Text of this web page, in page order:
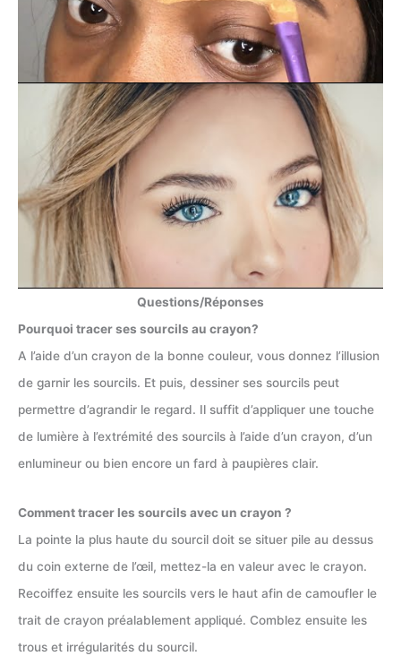
Questions/Réponses
Pourquoi tracer ses sourcils au crayon?
A l’aide d’un crayon de la bonne couleur, vous donnez l’illusion
de garnir les sourcils. Et puis, dessiner ses sourcils peut
permettre d’agrandir le regard. Il suffit d’appliquer une touche
de lumière à l’extrémité des sourcils à l’aide d’un crayon, d’un
enlumineur ou bien encore un fard à paupières clair.
Comment tracer les sourcils avec un crayon ?
La pointe la plus haute du sourcil doit se situer pile au dessus
du coin externe de l’œil, mettez-la en valeur avec le crayon.
Recoiffez ensuite les sourcils vers le haut afin de camoufler le
trait de crayon préalablement appliqué. Comblez ensuite les
trous et irrégularités du sourcil.